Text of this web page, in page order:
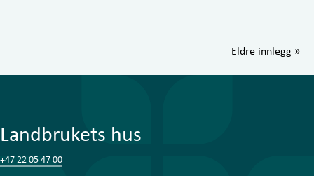
Eldre innlegg »
Landbrukets hus
+47 22 05 47 00